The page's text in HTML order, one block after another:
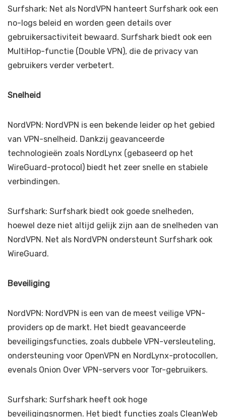
Surfshark: Net als NordVPN hanteert Surfshark ook een
no-logs beleid en worden geen details over
gebruikersactiviteit bewaard. Surfshark biedt ook een
MultiHop-functie (Double VPN), die de privacy van
gebruikers verder verbetert.
Snelheid
NordVPN: NordVPN is een bekende leider op het gebied
van VPN-snelheid. Dankzij geavanceerde
technologieën zoals NordLynx (gebaseerd op het
WireGuard-protocol) biedt het zeer snelle en stabiele
verbindingen.
Surfshark: Surfshark biedt ook goede snelheden,
hoewel deze niet altijd gelijk zijn aan de snelheden van
NordVPN. Net als NordVPN ondersteunt Surfshark ook
WireGuard.
Beveiliging
NordVPN: NordVPN is een van de meest veilige VPN-
providers op de markt. Het biedt geavanceerde
beveiligingsfuncties, zoals dubbele VPN-versleuteling,
ondersteuning voor OpenVPN en NordLynx-protocollen,
evenals Onion Over VPN-servers voor Tor-gebruikers.
Surfshark: Surfshark heeft ook hoge
beveiligingsnormen. Het biedt functies zoals CleanWeb